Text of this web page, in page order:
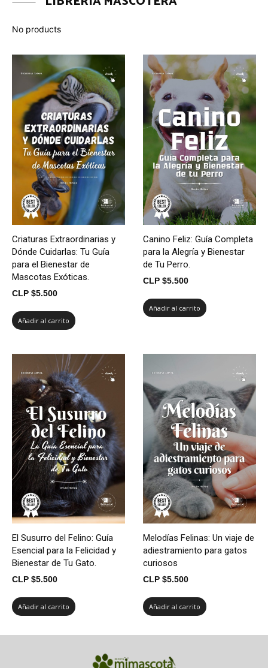
Criaturas Extraordinarias y
Dónde Cuidarlas: Tu Guía
para el Bienestar de
Mascotas Exóticas.
CLP $5.500
Añadir al carrito
Canino Feliz: Guía Completa
para la Alegría y Bienestar
de Tu Perro.
CLP $5.500
Añadir al carrito
El Susurro del Felino: Guía
Esencial para la Felicidad y
Bienestar de Tu Gato.
CLP $5.500
Añadir al carrito
Melodías Felinas: Un viaje de
adiestramiento para gatos
curiosos
CLP $5.500
Añadir al carrito